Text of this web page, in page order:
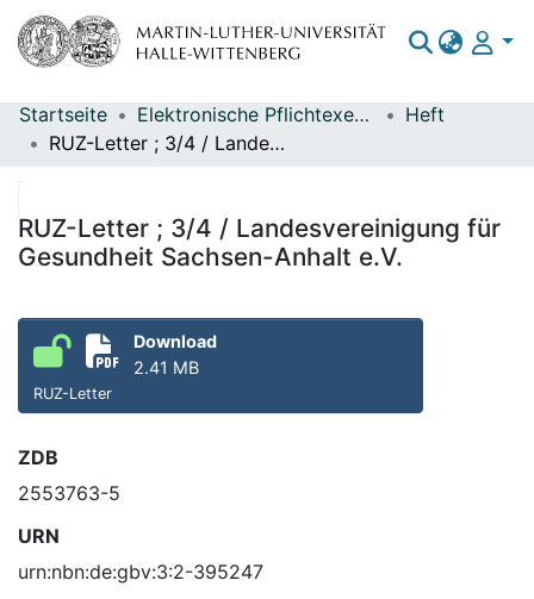
Bereiche & Sammlungen
Statistiken
Startseite Elektronische Pflichtexemplare
Heft
RUZ-Letter ; 3/4 / Landesvereinigung für Gesundheit Sachsen-Anhalt e.V.
RUZ-Letter ; 3/4 / Landesvereinigung für
Gesundheit Sachsen-Anhalt e.V.
Download
2.41 MB
RUZ-Letter
ZDB
2553763-5
URN
urn:nbn:de:gbv:3:2-395247